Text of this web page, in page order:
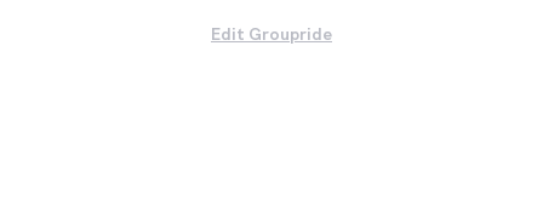
Edit Groupride